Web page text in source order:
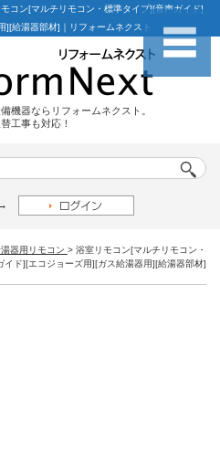
コン[マルチリモコン・標準タイプ][音声ガイド]
][給湯器部材]｜リフォームネクスト
機器ならリフォームネクスト。
工事も対応！
→
器用リモコン > 浴室リモコン[マルチリモコン・
イド][エコジョーズ用][ガス給湯器用][給湯器部材]